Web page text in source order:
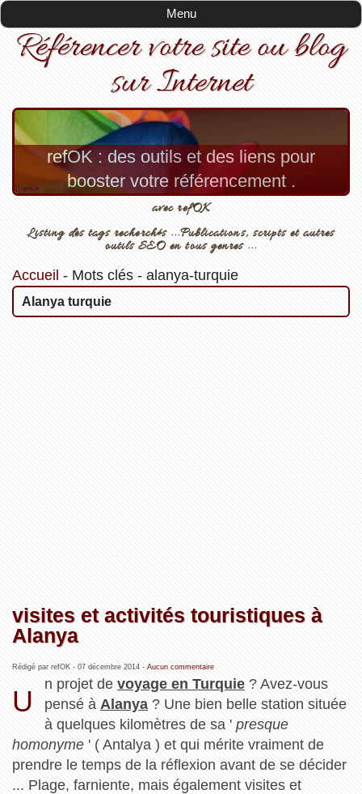
Menu
Référencer votre site ou blog
sur Internet
refOK : des outils et des liens pour
booster votre référencement .
avec refOK
Listing des tags recherchés ...Publications, scripts et autres
outils SEO en tous genres ...
Accueil - Mots clés- alanya-turquie
Alanya turquie
visites et activités touristiques à
Alanya
Rédigé par refOK - 07 décembre 2014- Aucun commentaire
U
n projet devoyage en Turquie ? Avez-vous
pensé àAlanya ? Une bien belle station située
à quelques kilomètres de sa 'presque
homonyme' ( Antalya ) et qui mérite vraiment de
prendre le temps de la réflexion avant de se décider
... Plage, farniente, mais également visites et